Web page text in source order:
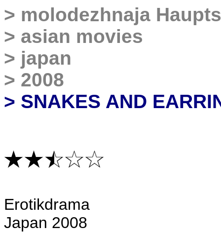
> molodezhnaja
> asian movies
> japan
> 2008
> SNAKES AND
Erotikdrama
Japan 2008